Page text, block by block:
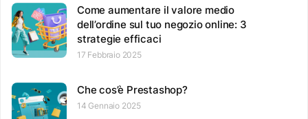
Come aumentare il valore medio
dell’ordine sul tuo negozio online: 3
strategie efficaci
17 Febbraio 2025
Che cos’è Prestashop?
14 Gennaio 2025